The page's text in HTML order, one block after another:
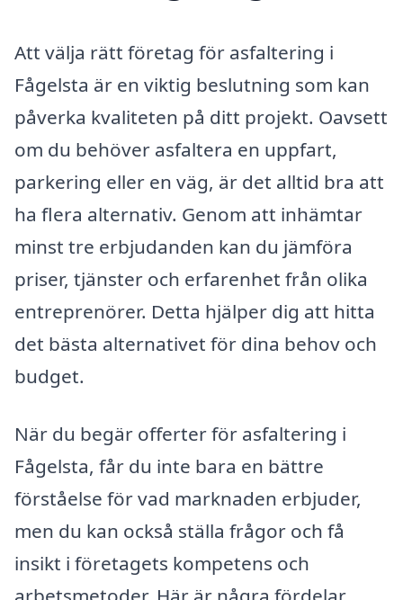
Att välja rätt företag för asfaltering i
Fågelsta är en viktig beslutning som kan
påverka kvaliteten på ditt projekt. Oavsett
om du behöver asfaltera en uppfart,
parkering eller en väg, är det alltid bra att
ha flera alternativ. Genom att inhämtar
minst tre erbjudanden kan du jämföra
priser, tjänster och erfarenhet från olika
entreprenörer. Detta hjälper dig att hitta
det bästa alternativet för dina behov och
budget.
När du begär offerter för asfaltering i
Fågelsta, får du inte bara en bättre
förståelse för vad marknaden erbjuder,
men du kan också ställa frågor och få
insikt i företagets kompetens och